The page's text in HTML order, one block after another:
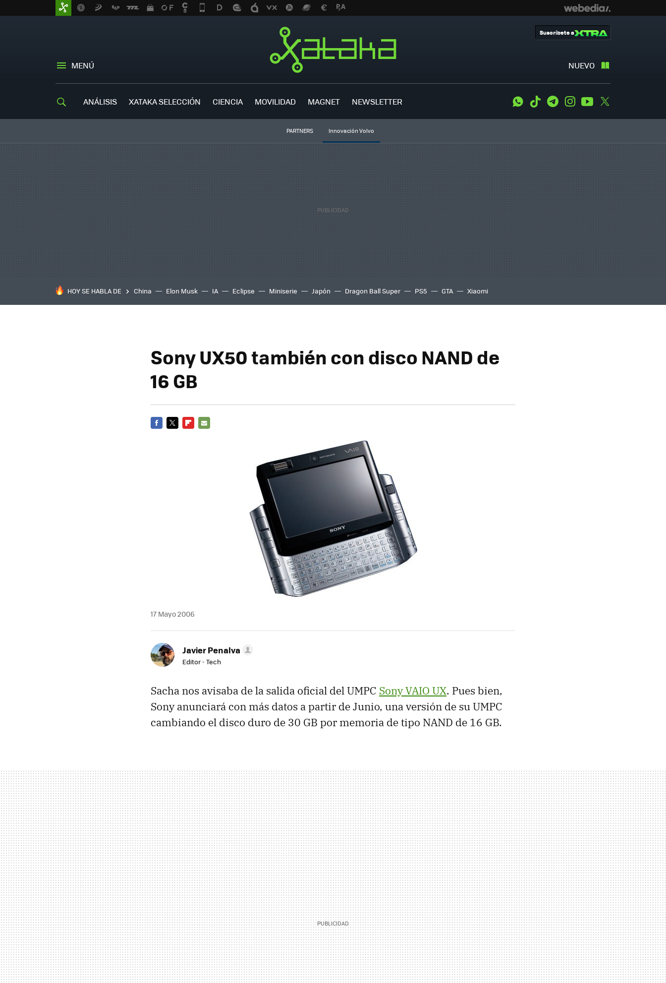
MENÚ NUEVO
Suscríbete a
ANÁLISIS XATAKA SELECCIÓN CIENCIA MOVILIDAD MAGNET NEWSLETTER WhatsApp
Tiktok TelegramInstagramYoutube
PARTNERS Innovación Volvo
HOY SE HABLA DE China Elon Musk IA Eclipse Miniserie Japón Dragon Ball Super PS5 GTA Xiaomi
Sony UX50 también con disco NAND de
16 GB
17 Mayo 2006
Javier Penalva
Editor - Tech
Sacha nos avisaba de la salida oficial del UMPC Sony VAIO UX. Pues bien,
Sony anunciará con más datos a partir de Junio, una versión de su UMPC
cambiando el disco duro de 30 GB por memoria de tipo NAND de 16 GB.